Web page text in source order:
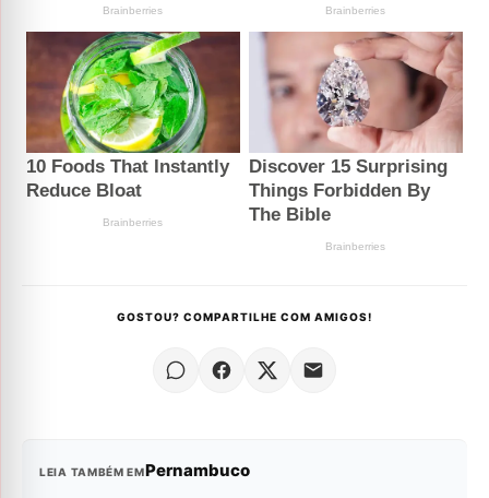
GOSTOU? COMPARTILHE COM AMIGOS!
LEIA TAMBÉM EMPernambuco